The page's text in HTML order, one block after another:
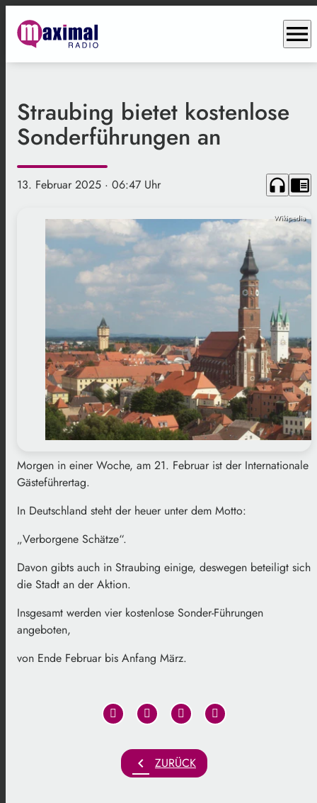
menu
Straubing bietet kostenlose
Sonderführungen an
13. Februar 2025 · 06:47 Uhr headphones chrome_reader_mode
Wikipedia
Morgen in einer Woche, am 21. Februar ist der Internationale
Gästeführertag.
In Deutschland steht der heuer unter dem Motto:
„Verborgene Schätze“.
Davon gibts auch in Straubing einige, deswegen beteiligt sich
die Stadt an der Aktion.
Insgesamt werden vier kostenlose Sonder-Führungen
angeboten,
von Ende Februar bis Anfang März.
chevron_left ZURÜCK